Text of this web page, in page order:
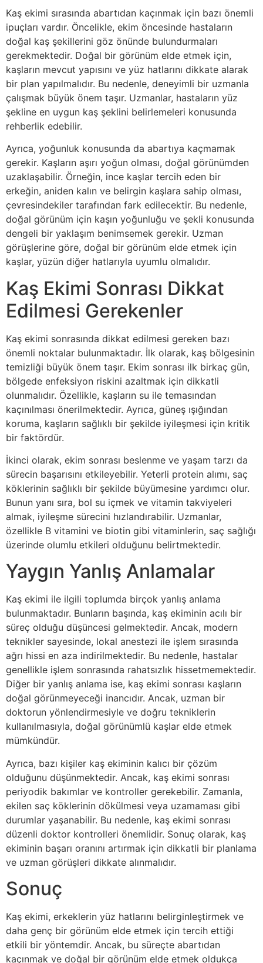
Kaş ekimi sırasında abartıdan kaçınmak için bazı önemli
ipuçları vardır. Öncelikle, ekim öncesinde hastaların
doğal kaş şekillerini göz önünde bulundurmaları
gerekmektedir. Doğal bir görünüm elde etmek için,
kaşların mevcut yapısını ve yüz hatlarını dikkate alarak
bir plan yapılmalıdır. Bu nedenle, deneyimli bir uzmanla
çalışmak büyük önem taşır. Uzmanlar, hastaların yüz
şekline en uygun kaş şeklini belirlemeleri konusunda
rehberlik edebilir.
Ayrıca, yoğunluk konusunda da abartıya kaçmamak
gerekir. Kaşların aşırı yoğun olması, doğal görünümden
uzaklaşabilir. Örneğin, ince kaşlar tercih eden bir
erkeğin, aniden kalın ve belirgin kaşlara sahip olması,
çevresindekiler tarafından fark edilecektir. Bu nedenle,
doğal görünüm için kaşın yoğunluğu ve şekli konusunda
dengeli bir yaklaşım benimsemek gerekir. Uzman
görüşlerine göre, doğal bir görünüm elde etmek için
kaşlar, yüzün diğer hatlarıyla uyumlu olmalıdır.
Kaş Ekimi Sonrası Dikkat
Edilmesi Gerekenler
Kaş ekimi sonrasında dikkat edilmesi gereken bazı
önemli noktalar bulunmaktadır. İlk olarak, kaş bölgesinin
temizliği büyük önem taşır. Ekim sonrası ilk birkaç gün,
bölgede enfeksiyon riskini azaltmak için dikkatli
olunmalıdır. Özellikle, kaşların su ile temasından
kaçınılması önerilmektedir. Ayrıca, güneş ışığından
koruma, kaşların sağlıklı bir şekilde iyileşmesi için kritik
bir faktördür.
İkinci olarak, ekim sonrası beslenme ve yaşam tarzı da
sürecin başarısını etkileyebilir. Yeterli protein alımı, saç
köklerinin sağlıklı bir şekilde büyümesine yardımcı olur.
Bunun yanı sıra, bol su içmek ve vitamin takviyeleri
almak, iyileşme sürecini hızlandırabilir. Uzmanlar,
özellikle B vitamini ve biotin gibi vitaminlerin, saç sağlığı
üzerinde olumlu etkileri olduğunu belirtmektedir.
Yaygın Yanlış Anlamalar
Kaş ekimi ile ilgili toplumda birçok yanlış anlama
bulunmaktadır. Bunların başında, kaş ekiminin acılı bir
süreç olduğu düşüncesi gelmektedir. Ancak, modern
teknikler sayesinde, lokal anestezi ile işlem sırasında
ağrı hissi en aza indirilmektedir. Bu nedenle, hastalar
genellikle işlem sonrasında rahatsızlık hissetmemektedir.
Diğer bir yanlış anlama ise, kaş ekimi sonrası kaşların
doğal görünmeyeceği inancıdır. Ancak, uzman bir
doktorun yönlendirmesiyle ve doğru tekniklerin
kullanılmasıyla, doğal görünümlü kaşlar elde etmek
mümkündür.
Ayrıca, bazı kişiler kaş ekiminin kalıcı bir çözüm
olduğunu düşünmektedir. Ancak, kaş ekimi sonrası
periyodik bakımlar ve kontroller gerekebilir. Zamanla,
ekilen saç köklerinin dökülmesi veya uzamaması gibi
durumlar yaşanabilir. Bu nedenle, kaş ekimi sonrası
düzenli doktor kontrolleri önemlidir. Sonuç olarak, kaş
ekiminin başarı oranını artırmak için dikkatli bir planlama
ve uzman görüşleri dikkate alınmalıdır.
Sonuç
Kaş ekimi, erkeklerin yüz hatlarını belirginleştirmek ve
daha genç bir görünüm elde etmek için tercih ettiği
etkili bir yöntemdir. Ancak, bu süreçte abartıdan
kaçınmak ve doğal bir görünüm elde etmek oldukça